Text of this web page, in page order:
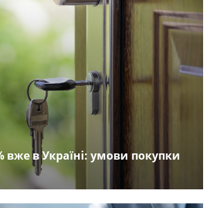
вже в Україні: умови покупки